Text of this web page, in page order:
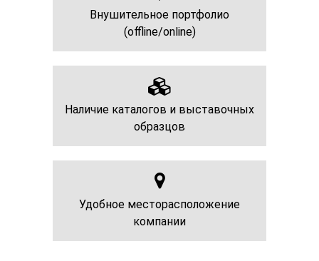
Внушительное портфолио
(offline/online)
Наличие каталогов и выставочных
образцов
Удобное месторасположение
компании